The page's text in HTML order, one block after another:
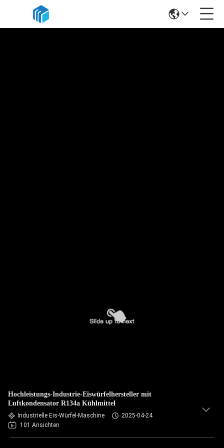
Hochleistungs-Industrie-Eiswürfelhersteller mit
Luftkondensator R134a Kühlmittel
Industrielle Eis-Würfel-Maschine
2025-04-24
101 Ansichten